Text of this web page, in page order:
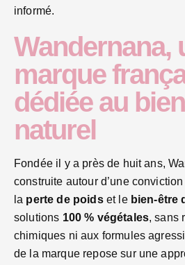
informé.
Wandernana,
marque
dédiée au
naturel
Fondée il y a près de huit ans,
construite autour d’une
la perte de poidset le bien-être
solutions 100 % végétales, sans
chimiques ni aux formules
de la marque repose sur une